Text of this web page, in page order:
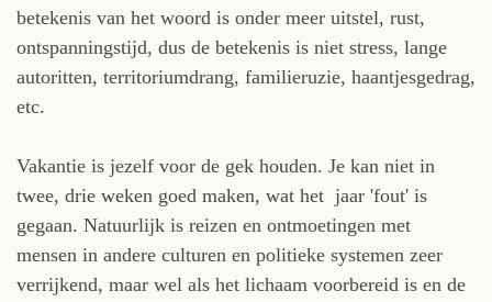
betekenis van het woord is onder meer uitstel, rust,
ontspanningstijd, dus de betekenis is niet stress, lange
autoritten, territoriumdrang, familieruzie, haantjesgedrag,
etc.
Vakantie is jezelf voor de gek houden. Je kan niet in
twee, drie weken goed maken, wat het jaar 'fout' is
gegaan. Natuurlijk is reizen en ontmoetingen met
mensen in andere culturen en politieke systemen zeer
verrijkend, maar wel als het lichaam voorbereid is en de